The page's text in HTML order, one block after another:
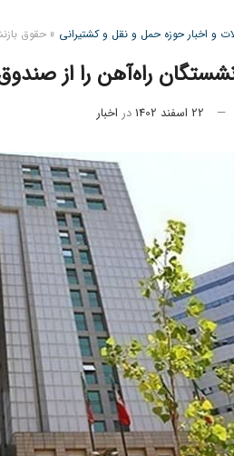
و اخبار حوزه حمل و نقل و کشتیرانی »حقوق
راه‌آهن را از
22 اسفند 1402 در اخبار